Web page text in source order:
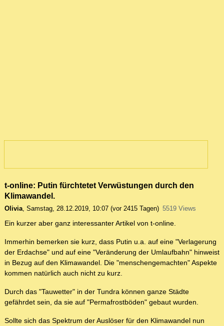
t-online: Putin fürchtetet Verwüstungen durch den
Klimawandel.
Olivia Samstag, 28.12.2019, 10:07 (vor 2415 Tagen) 5519 Views
Ein kurzer aber ganz interessanter Artikel von t-online.
Immerhin bemerken sie kurz, dass Putin u.a. auf eine "Verlagerung
der Erdachse" und auf eine "Veränderung der Umlaufbahn" hinweist
in Bezug auf den Klimawandel. Die "menschengemachten" Aspekte
kommen natürlich auch nicht zu kurz.
Durch das "Tauwetter" in der Tundra können ganze Städte
gefährdet sein, da sie auf "Permafrostböden" gebaut wurden.
Sollte sich das Spektrum der Auslöser für den Klimawandel nun